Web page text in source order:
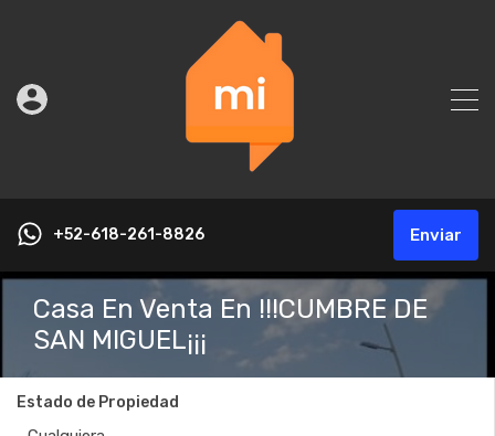
+52-618-261-8826 Enviar
Casa En Venta En !!!CUMBRE DE
SAN MIGUEL¡¡¡
Estado de Propiedad